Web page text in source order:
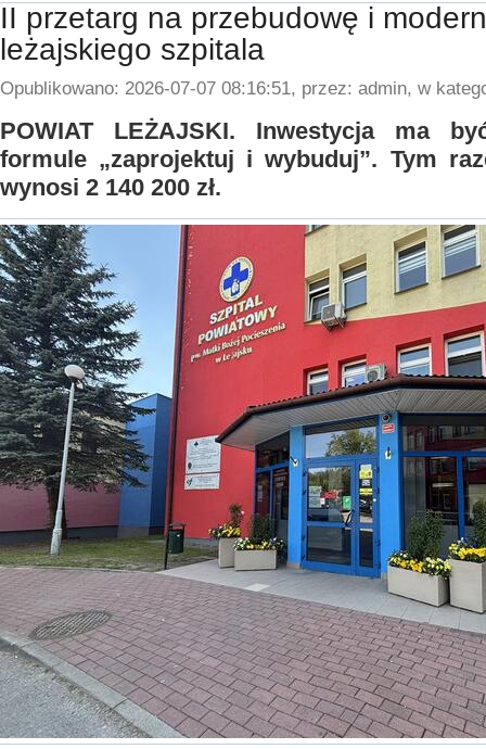
II przetarg na przebudowę i
leżajskiego szpitala
Opublikowano: 2026-07-07 08:16:51, przez: admin, w
POWIAT LEŻAJSKI. Inwestycja ma
formule „zaprojektuj i wybuduj”. Tym
wynosi 2 140 200 zł.